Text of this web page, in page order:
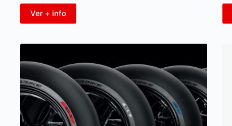
Ver + info